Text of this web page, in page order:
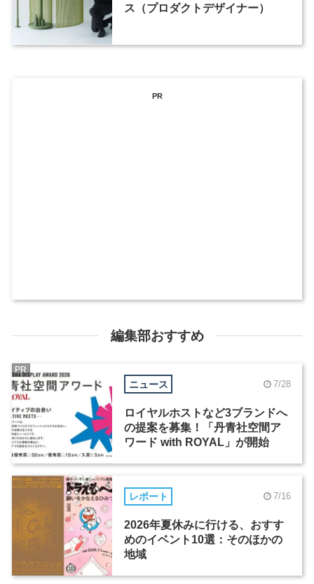
ス（プロダクトデザイナー）
PR
編集部おすすめ
ニュース 7/28
ロイヤルホストなど3ブランドへ
の提案を募集！「丹青社空間ア
ワード with ROYAL」が開始
PR
レポート 7/16
2026年夏休みに行ける、おすす
めのイベント10選：そのほかの
地域